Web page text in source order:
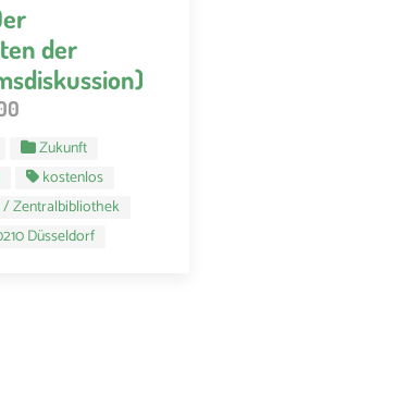
der
Zukunft
kostenlos
/ Zentralbibliothek
Düsseldorf